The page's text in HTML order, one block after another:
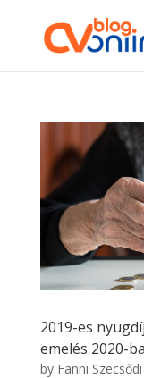
2019-es
emelés 2020-
by Fanni Szecsődi